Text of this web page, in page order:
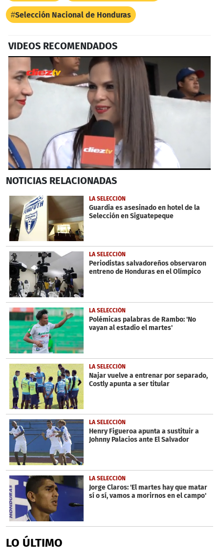
Selección Nacional de Honduras
VIDEOS RECOMENDADOS
seconds
24
seconds
NOTICIAS RELACIONADAS
LA SELECCIÓN
Guardia es asesinado en hotel de la
Selección en Siguatepeque
LA SELECCIÓN
Periodistas salvadoreños observaron
entreno de Honduras en el Olímpico
LA SELECCIÓN
Polémicas palabras de Rambo: 'No
vayan al estadio el martes'
LA SELECCIÓN
Najar vuelve a entrenar por separado,
Costly apunta a ser titular
LA SELECCIÓN
Henry Figueroa apunta a sustituir a
Johnny Palacios ante El Salvador
LA SELECCIÓN
Jorge Claros: 'El martes hay que matar
sí o sí, vamos a morirnos en el campo'
LO ÚLTIMO